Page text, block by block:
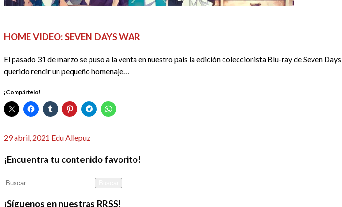
HOME VIDEO: SEVEN DAYS WAR
El pasado 31 de marzo se puso a la venta en nuestro país la edición coleccionista Blu-ray de Seven
querido rendir un pequeño homenaje…
¡Compártelo!
Publicado
29 abril, 2021 Edu Allepuz
¡Encuentra tu contenido favorito!
Buscar:
¡Síguenos en nuestras RRSS!